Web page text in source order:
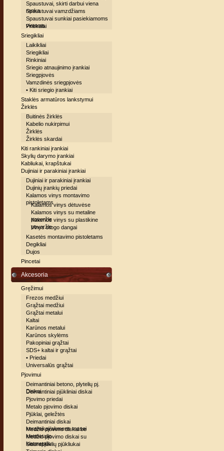
Spaustuvai, skirti darbui viena
ranka
Spaustuvai vamzdžiams
Spaustuvai sunkiai pasiekiamoms
vietoms
Priekalai
Sriegikliai
Laikikliai
Sriegikliai
Rinkiniai
Sriegio atnaujinimo įrankiai
Sriegpjovės
Vamzdinės sriegpjovės
• Kiti sriegio įrankiai
Staklės armatūros lankstymui
Žirklės
Buitinės žirklės
Kabelio nukirpimui
Žirklės
Žirklės skardai
Kiti rankiniai įrankiai
Skylių darymo įrankiai
Kabliukai, krapštukai
Dujiniai ir parakiniai įrankiai
Dujiniai ir parakiniai įrankiai
Dujinių įrankių priedai
Kalamos vinys montavimo
pistoletams
Kalamos vinys dėtuvėse
Kalamos vinys su metaline
poveržle
Kalamos vinys su plastikine
poveržle
Vinys stogo dangai
Kasetės montavimo pistoletams
Degikliai
Dujos
Pincetai
Akcesoria
Gręžimui
Frezos medžiui
Grąžtai medžiui
Grąžtai metalui
Kaltai
Karūnos metalui
Karūnos skylėms
Pakopiniai grąžtai
SDS+ kaltai ir grąžtai
• Priedai
Universalūs grąžtai
Pjovimui
Deimantiniai betono, plytelių pj.
Diskai
Deimantiniai pjūkliniai diskai
Pjovimo priedai
Metalo pjovimo diskai
Pjūklai, geležtės
Deimantiniai diskai
keramikai/akmens masei
Medžio pjovimo diskai be
kietmetalio
Medžio pjovimo diskai su
kietmetaliu
Siaurapjūklių pjūkliukai